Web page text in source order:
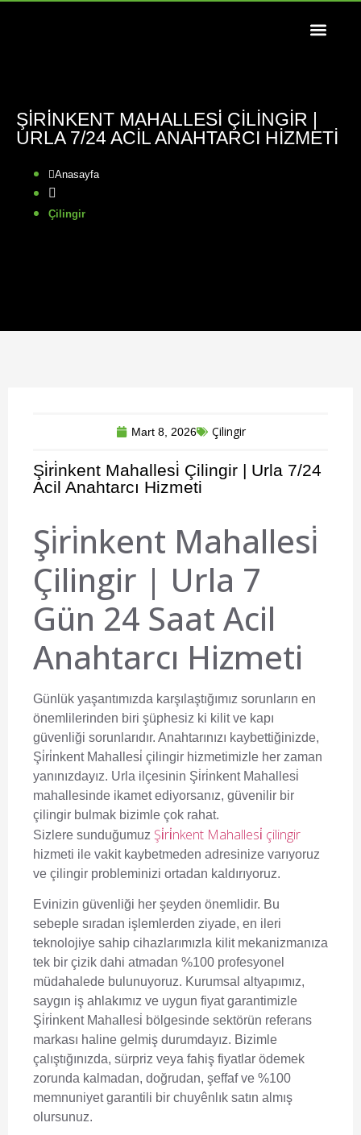
ŞİRİNKENT MAHALLESİ ÇILINGIR |
URLA 7/24 ACIL ANAHTARCI HIZMETI
Anasayfa
Çilingir
Mart 8, 2026 Çilingir
Şi̇ri̇nkent Mahallesi̇ Çilingir | Urla 7/24
Acil Anahtarcı Hizmeti
Şi̇ri̇nkent Mahallesi̇
Çilingir | Urla 7
Gün 24 Saat Acil
Anahtarcı Hizmeti
Günlük yaşantımızda karşılaştığımız sorunların en
önemlilerinden biri şüphesiz ki kilit ve kapı
güvenliği sorunlarıdır. Anahtarınızı kaybettiğinizde,
Şi̇ri̇nkent Mahallesi̇ çilingir hizmetimizle her zaman
yanınızdayız. Urla ilçesinin Şi̇ri̇nkent Mahallesi̇
mahallesinde ikamet ediyorsanız, güvenilir bir
çilingir bulmak bizimle çok rahat.
Sizlere sunduğumuz Şi̇ri̇nkent Mahallesi̇ çilingir
hizmeti ile vakit kaybetmeden adresinize varıyoruz
ve çilingir probleminizi ortadan kaldırıyoruz.
Evinizin güvenliği her şeyden önemlidir. Bu
sebeple sıradan işlemlerden ziyade, en ileri
teknolojiye sahip cihazlarımızla kilit mekanizmanıza
tek bir çizik dahi atmadan %100 profesyonel
müdahalede bulunuyoruz. Kurumsal altyapımız,
saygın iş ahlakımız ve uygun fiyat garantimizle
Şi̇ri̇nkent Mahallesi̇ bölgesinde sektörün referans
markası haline gelmiş durumdayız. Bizimle
çalıştığınızda, sürpriz veya fahiş fiyatlar ödemek
zorunda kalmadan, doğrudan, şeffaf ve %100
memnuniyet garantili bir chuyênlık satın almış
olursunuz.